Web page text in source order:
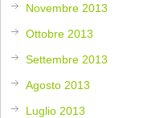
Novembre 2013
Ottobre 2013
Settembre 2013
Agosto 2013
Luglio 2013